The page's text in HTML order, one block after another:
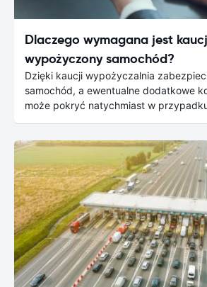
Dlaczego wymagana jest
wypożyczony samochód?
Dzięki kaucji wypożyczalnia
samochód, a ewentualne dodatkowe
może pokryć natychmiast w